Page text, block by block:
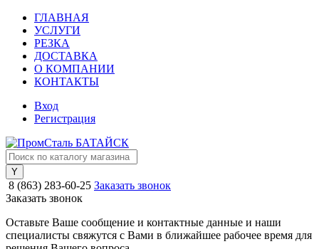
ГЛАВНАЯ
УСЛУГИ
РЕЗКА
ДОСТАВКА
О КОМПАНИИ
КОНТАКТЫ
Вход
Регистрация
8 (863) 283-60-25 Заказать звонок
Заказать звонок
Оставьте Ваше сообщение и контактные данные и наши
специалисты свяжутся с Вами в ближайшее рабочее время для